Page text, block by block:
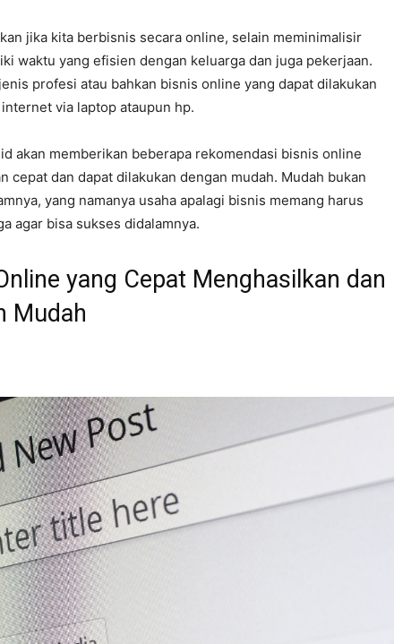
jika kita berbisnis secara online, selain meminimalisir
waktu yang efisien dengan keluarga dan juga pekerjaan.
profesi atau bahkan bisnis online yang dapat dilakukan
via laptop ataupun hp.
akan memberikan beberapa rekomendasi bisnis online
cepat dan dapat dilakukan dengan mudah. Mudah bukan
yang namanya usaha apalagi bisnis memang harus
agar bisa sukses didalamnya.
yang Cepat Menghasilkan dan
Mudah